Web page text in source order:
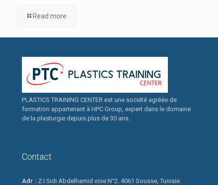
Read more
PLASTICS TRAINING CENTER est une société agréée de
formation appartenant à HPC Group, expert dans le domaine
de la plasturgie depuis plus de 30 ans.
Contact
Adr : Z.I Sidi Abdelhamid voie N°2. 4061 Sousse, Tunisie.